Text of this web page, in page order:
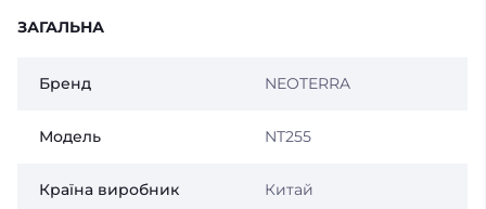
ЗАГАЛЬНА
Бренд NEOTERRA
Модель NT255
Країна виробник Китай